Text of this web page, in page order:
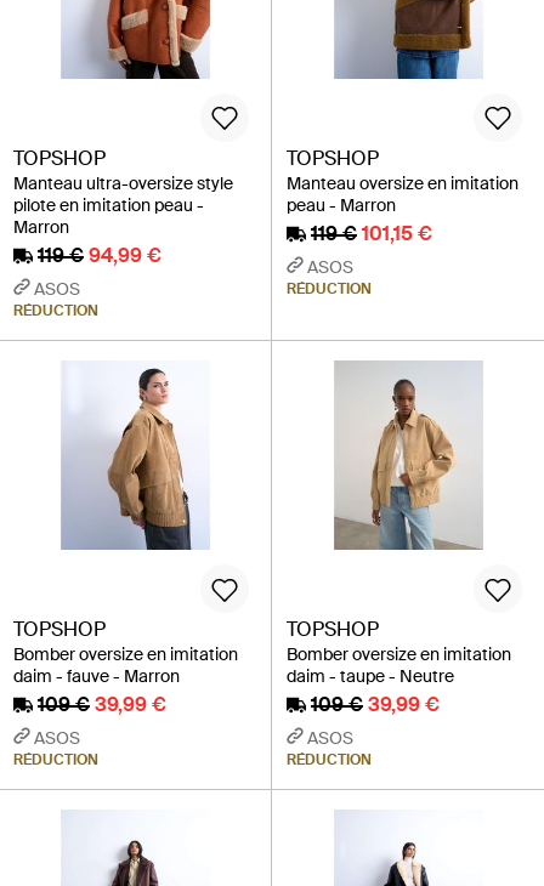
TOPSHOP
Manteau ultra-oversize style
pilote en imitation peau -
Marron
119 €94,99 €
ASOS
RÉDUCTION
TOPSHOP
Manteau oversize en imitation
peau - Marron
119 €101,15 €
ASOS
RÉDUCTION
TOPSHOP
Bomber oversize en imitation
daim - fauve - Marron
109 €39,99 €
ASOS
RÉDUCTION
TOPSHOP
Bomber oversize en imitation
daim - taupe - Neutre
109 €39,99 €
ASOS
RÉDUCTION